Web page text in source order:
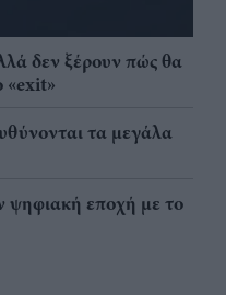
δεν ξέρουν πώς θα
«exit»
τα μεγάλα
ψηφιακή εποχή με το